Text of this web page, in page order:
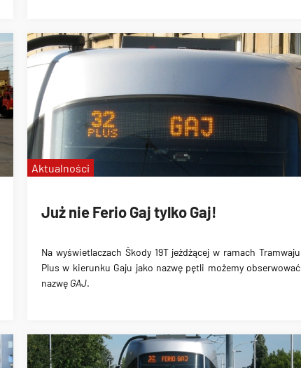
Już nie Ferio Gaj tylko Gaj!
Na wyświetlaczach Škody 19Tjeżdżącej w ramachTramwaju
Plus w kierunku Gaju jako nazwę pętli możemy obserwować
nazwę GAJ.
Aktualności